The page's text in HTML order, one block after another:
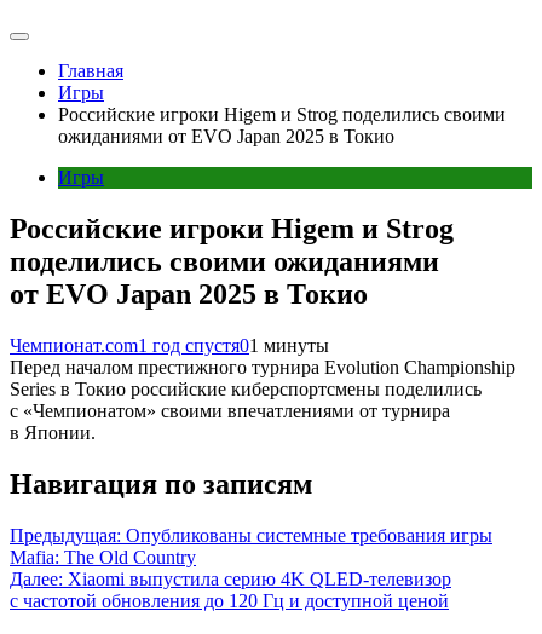
Главная
Игры
Российские игроки Higem и Strog поделились своими
ожиданиями от EVO Japan 2025 в Токио
Игры
Российские игроки Higem и Strog
поделились своими ожиданиями
от EVO Japan 2025 в Токио
Чемпионат.com1 год спустя01 минуты
Перед началом престижного турнира Evolution Championship
Series в Токио российские киберспортсмены поделились
с «Чемпионатом» своими впечатлениями от турнира
в Японии.
Навигация по записям
Предыдущая: Опубликованы системные требования игры
Mafia: The Old Country
Далее: Xiaomi выпустила серию 4K QLED-телевизор
с частотой обновления до 120 Гц и доступной ценой